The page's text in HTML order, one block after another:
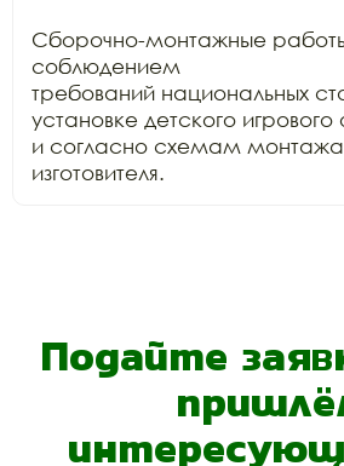
Сборочно-монтажные
соблюдением
требований национальных
установке детского
и согласно схемам монтажа
изготовителя.
Подайте